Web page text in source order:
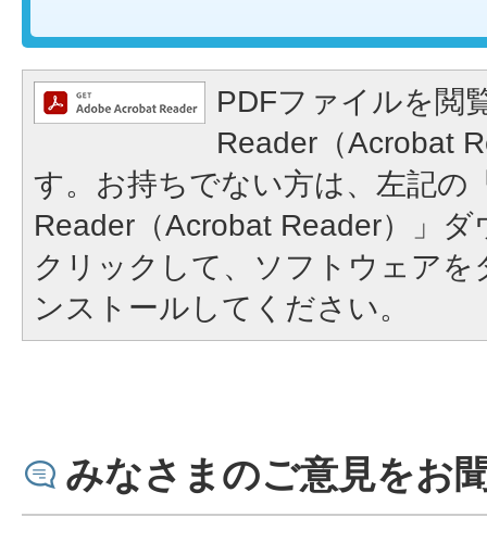
PDFファイルを閲
Reader（Acrobat
す。お持ちでない方は、左記の
Reader（Acrobat Reader）」
クリックして、ソフトウェア
ンストールしてください。
みなさまのご意見をお